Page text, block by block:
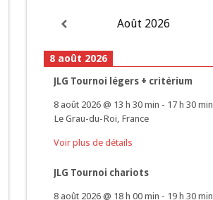
Août 2026
8 août 2026
JLG Tournoi légers + critérium
8 août 2026@ 13 h 30 min - 17 h 30 min
Le Grau-du-Roi, France
Voir plus de détails
JLG Tournoi chariots
8 août 2026@ 18 h 00 min - 19 h 30 min